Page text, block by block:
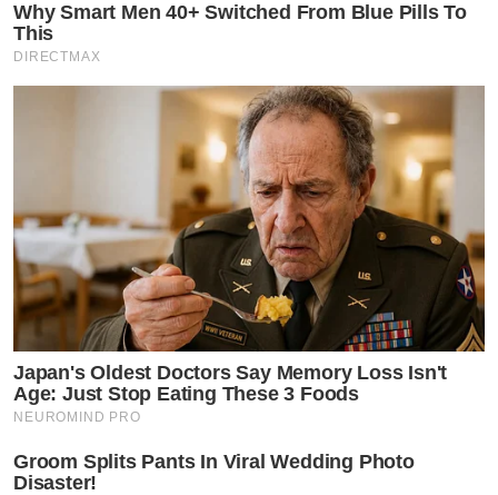
Why Smart Men 40+ Switched From Blue Pills To
This
DIRECTMAX
Japan's Oldest Doctors Say Memory Loss Isn't
Age: Just Stop Eating These 3 Foods
NEUROMIND PRO
Groom Splits Pants In Viral Wedding Photo
Disaster!